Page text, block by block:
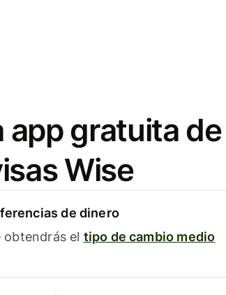
app gratuita de
Wise
de dinero
obtendrás el tipo de cambio medio